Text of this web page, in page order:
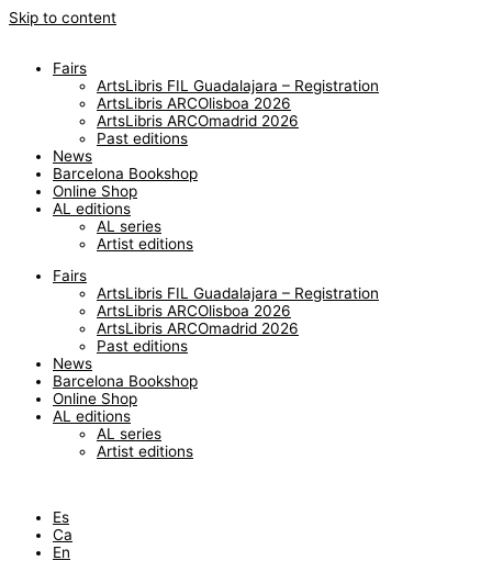
Skip to content
Fairs
ArtsLibris FIL Guadalajara – Registration
ArtsLibris ARCOlisboa 2026
ArtsLibris ARCOmadrid 2026
Past editions
News
Barcelona Bookshop
Online Shop
AL editions
AL series
Artist editions
Fairs
ArtsLibris FIL Guadalajara – Registration
ArtsLibris ARCOlisboa 2026
ArtsLibris ARCOmadrid 2026
Past editions
News
Barcelona Bookshop
Online Shop
AL editions
AL series
Artist editions
Es
Ca
En